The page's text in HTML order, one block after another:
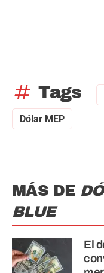
tag Tags
Dólar MEP
MÁS DE
BLUE
El